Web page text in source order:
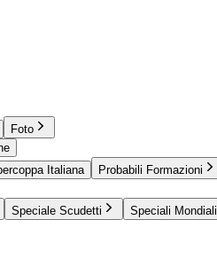
Foto
Italiana Probabili Formazioni
Speciale Scudetti Speciali Mondiali